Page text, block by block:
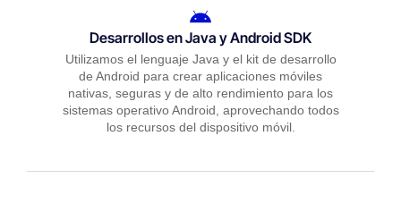
Desarrollos en Java y Android SDK
Utilizamos el lenguaje Java y el kit de desarrollo
de Android para crear aplicaciones móviles
nativas, seguras y de alto rendimiento para los
sistemas operativo Android, aprovechando todos
los recursos del dispositivo móvil.